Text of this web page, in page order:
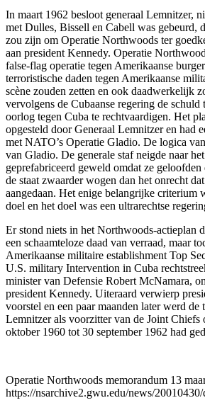
In maart 1962 besloot generaal Lemnitzer,
met Dulles, Bissell en Cabell was gebeurd,
zou zijn om Operatie Northwoods ter
aan president Kennedy. Operatie
false-flag operatie tegen Amerikaanse
terroristische daden tegen Amerikaanse
scène zouden zetten en ook daadwerkelijk
vervolgens de Cubaanse regering de schuld
oorlog tegen Cuba te rechtvaardigen. Het
opgesteld door Generaal Lemnitzer en had
met NATO’s Operatie Gladio. De logica
van Gladio. De generale staf neigde naar
geprefabriceerd geweld omdat ze
de staat zwaarder wogen dan het onrecht
aangedaan. Het enige belangrijke criterium
doel en het doel was een ultrarechtse
Er stond niets in het Northwoods-actieplan
een schaamteloze daad van verraad, maar
Amerikaanse militaire establishment Top
U.S. military Intervention in Cuba
minister van Defensie Robert McNamara,
president Kennedy. Uiteraard verwierp
voorstel en een paar maanden later werd de
Lemnitzer als voorzitter van de Joint Chiefs
oktober 1960 tot 30 september 1962 had
Operatie Northwoods memorandum 13
https://nsarchive2.gwu.edu/news/